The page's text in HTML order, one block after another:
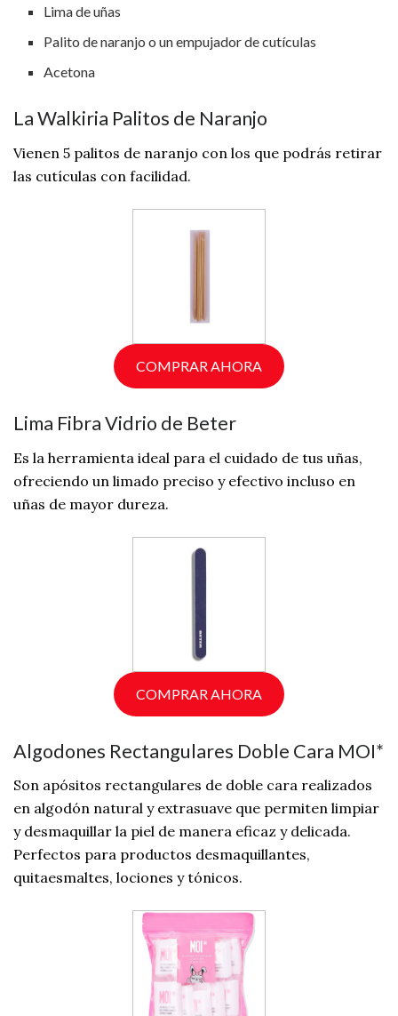
Lima de uñas
Palito de naranjo o un empujador de cutículas
Acetona
La Walkiria Palitos de Naranjo
Vienen 5 palitos de naranjo con los que podrás retirar
las cutículas con facilidad.
COMPRAR AHORA
Lima Fibra Vidrio de Beter
Es la herramienta ideal para el cuidado de tus uñas,
ofreciendo un limado preciso y efectivo incluso en
uñas de mayor dureza.
COMPRAR AHORA
Algodones Rectangulares Doble Cara MOI*
Son apósitos rectangulares de doble cara realizados
en algodón natural y extrasuave que permiten limpiar
y desmaquillar la piel de manera eficaz y delicada.
Perfectos para productos desmaquillantes,
quitaesmaltes, lociones y tónicos.